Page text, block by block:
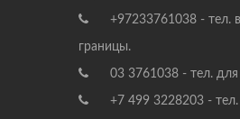
+97233761038 - тел.
границы.
03 3761038 - тел. для
+7 499 3228203 -